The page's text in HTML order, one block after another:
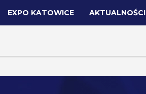
EXPO KATOWICE AKTUALNOŚCI